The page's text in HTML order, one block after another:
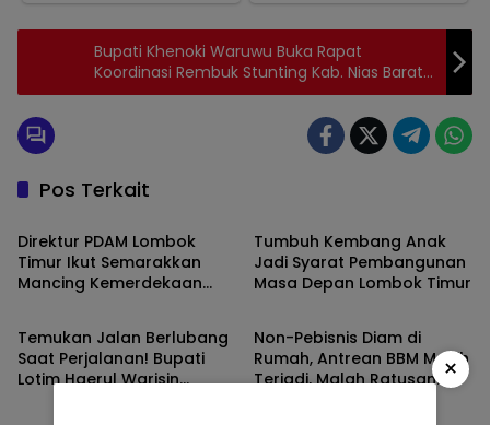
Bupati Khenoki Waruwu Buka Rapat
Koordinasi Rembuk Stunting Kab. Nias Barat
Tahun 2023
Pos Terkait
Berita
Direktur PDAM Lombok
Timur Ikut Semarakkan
Mancing Kemerdekaan
Tumbuh Kembang Anak
Jadi Syarat Pembangunan
Masa Depan Lombok Timur
Berita
Temukan Jalan Berlubang
Saat Perjalanan! Bupati
Lotim Haerul Warisin
Berita
Non-Pebisnis Diam di
Rumah, Antrean BBM Masih
Terjadi, Malah Ratusan
Berita Berita
×